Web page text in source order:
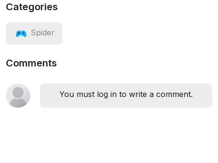
Categories
Spider
Comments
You must log in to write a comment.